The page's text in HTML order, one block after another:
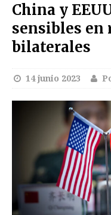
China y
sensibles en
bilaterales
14 junio 2023